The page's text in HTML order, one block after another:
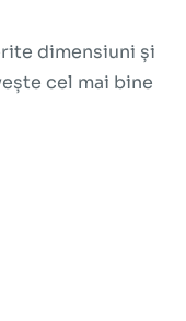
dimensiuni și
cel mai bine